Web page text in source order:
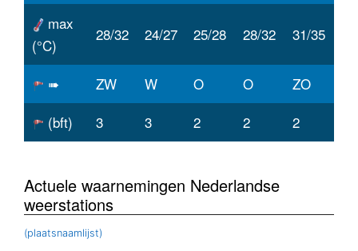
max
(°C)
28/32 24/27 25/28 28/32 31/35
➠ ZW W O O
ZO
(bft)
3 3 2 2 2
Actuele waarnemingen Nederlandse
weerstations
(plaatsnaamlijst)